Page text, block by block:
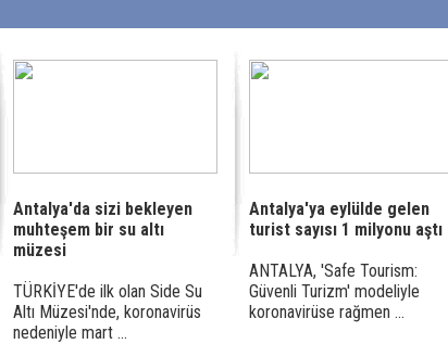
Antalya'da sizi bekleyen
muhteşem bir su altı
müzesi
TÜRKİYE'de ilk olan Side Su
Altı Müzesi'nde, koronavirüs
nedeniyle mart ...
Antalya'ya eylülde gelen
turist sayısı 1 milyonu aştı
ANTALYA, 'Safe Tourism:
Güvenli Turizm' modeliyle
koronavirüse rağmen ...